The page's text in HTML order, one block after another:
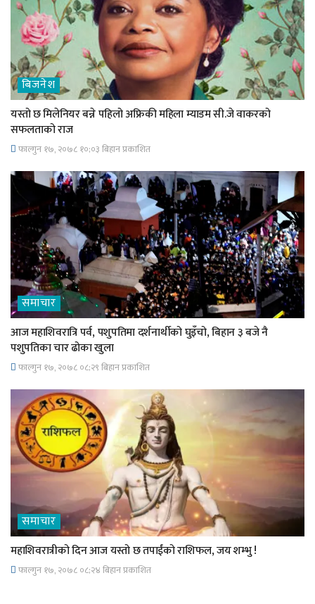
बिजनेश
यस्तो छ मिलेनियर बन्ने पहिलो अफ्रिकी महिला म्याडम सी.जे वाकरको
सफलताको राज
फाल्गुन १७, २०७८ १०;०३ बिहान प्रकाशित
समाचार
आज महाशिवरात्रि पर्व, पशुपतिमा दर्शनार्थीको घुइँचो, बिहान ३ बजे नै
पशुपतिका चार ढोका खुला
फाल्गुन १७, २०७८ ०८;२९ बिहान प्रकाशित
समाचार
महाशिवरात्रीको दिन आज यस्तो छ तपाईंको राशिफल, जय शम्भु !
फाल्गुन १७, २०७८ ०८;२४ बिहान प्रकाशित